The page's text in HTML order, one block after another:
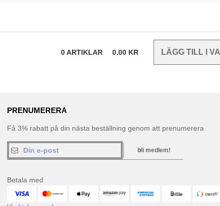
0ARTIKLAR 0.00 KR
PRENUMERERA
Få 3% rabatt på din nästa beställning genom att prenumerera
bli medlem!
Betala med